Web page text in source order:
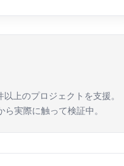
上のプロジェクトを支援。
実際に触って検証中。